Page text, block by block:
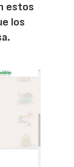
estos
los